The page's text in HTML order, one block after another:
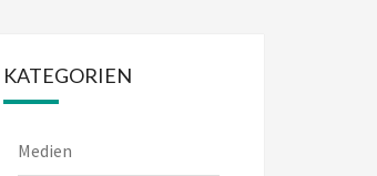
KATEGORIEN
Medien